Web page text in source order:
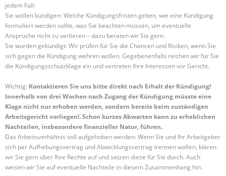
jedem Fall:
Sie wollen kündigen: Welche Kündigungsfristen gelten, wie eine Kündigung
formuliert werden sollte, was Sie beachten müssen, um eventuelle
Ansprüche nicht zu verlieren – dazu beraten wir Sie gern.
Sie wurden gekündigt: Wir prüfen für Sie die Chancen und Risiken, wenn Sie
sich gegen die Kündigung wehren wollen. Gegebenenfalls reichen wir für Sie
die Kündigungsschutzklage ein und vertreten Ihre Interessen vor Gericht.
Wichtig: Kontaktieren Sie uns bitte direkt nach Erhalt der Kündigung!
Innerhalb von drei Wochen nach Zugang der Kündigung müsste eine
Klage nicht nur erhoben werden, sondern bereits beim zuständigen
Arbeitsgericht vorliegen!. Schon kurzes Abwarten kann zu erheblichen
Nachteilen, insbesondere finanzieller Natur, führen.
Das Arbeitsverhältnis soll aufgehoben werden: Wenn Sie und Ihr Arbeitgeber
sich per Aufhebungsvertrag und Abwicklungsvertrag trennen wollen, klären
wir Sie gern über Ihre Rechte auf und setzen diese für Sie durch. Auch
weisen wir Sie auf eventuelle Nachteile in diesem Zusammenhang hin.